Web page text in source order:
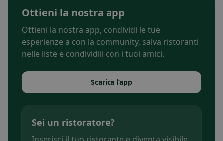
Ottieni la nostra app
Ottieni la nostra app, condividi le tue
esperienze a con la community, salva ristoranti
nelle liste e condividili con i tuoi amici.
Scarica l’app
Sei un ristoratore?